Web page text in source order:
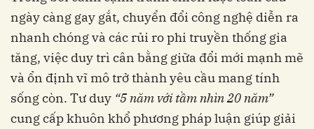
ngày càng gay gắt, chuyển đổi công nghệ diễn ra
nhanh chóng và các rủi ro phi truyền thống gia
tăng, việc duy trì cân bằng giữa đổi mới mạnh mẽ
và ổn định vĩ mô trở thành yêu cầu mang tính
sống còn. Tư duy “5 năm với tầm nhìn 20 năm”
cung cấp khuôn khổ phương pháp luận giúp giải